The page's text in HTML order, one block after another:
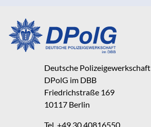
Deutsche Polizeigewerkschaft
DPolG im DBB
Friedrichstraße 169
10117 Berlin
Tel. +49 30 40816550